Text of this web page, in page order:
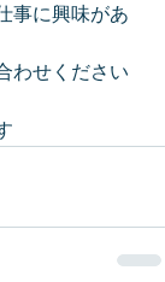
事に興味があ
わせください